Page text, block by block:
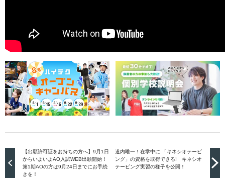
【出願許可証をお持ちの方へ】9月1日
からいよいよAO入試WEB出願開始！
第1期AOの方は9月24日までにお手続
きを！
道内唯一！在学中に 「キネシオテーピ
ング」の資格を取得できる! キネシオ
テーピング実習の様子を公開！